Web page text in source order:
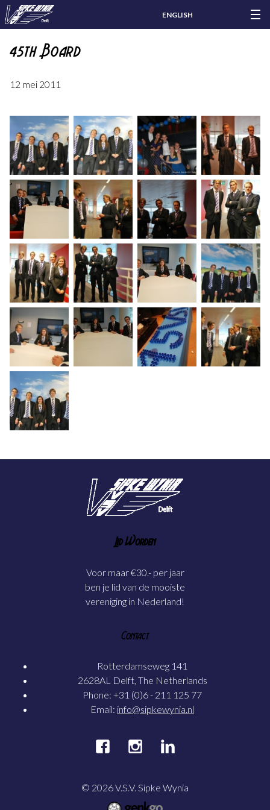
ENGLISH
45th Board
12 mei 2011
Lid Worden
Voor maar €30.- per jaar
ben je lid van de mooiste
vereniging in Nederland!
Contact
Rotterdamseweg 141
2628AL Delft, The Netherlands
Phone: +31 (0)6 - 211 125 77
Email: info@sipkewynia.nl
© 2026V.S.V. Sipke Wynia